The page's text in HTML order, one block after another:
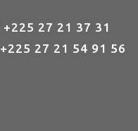
27 21 37 31
27 21 54 91 56